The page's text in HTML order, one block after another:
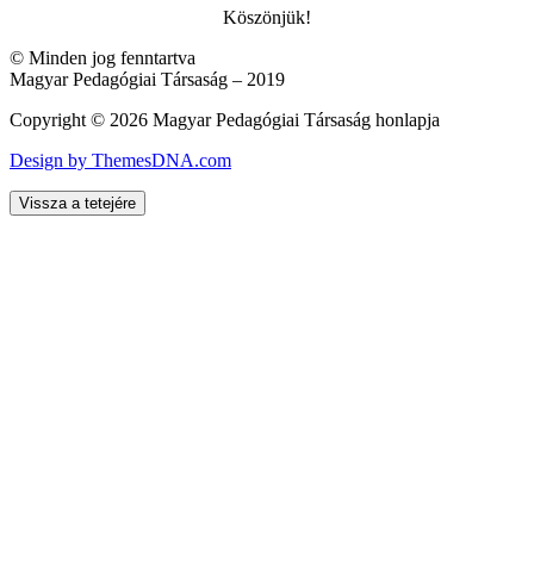
Köszönjük!
© Minden jog fenntartva
Magyar Pedagógiai Társaság – 2019
Copyright © 2026 Magyar Pedagógiai Társaság honlapja
Design by ThemesDNA.com
Vissza a tetejére